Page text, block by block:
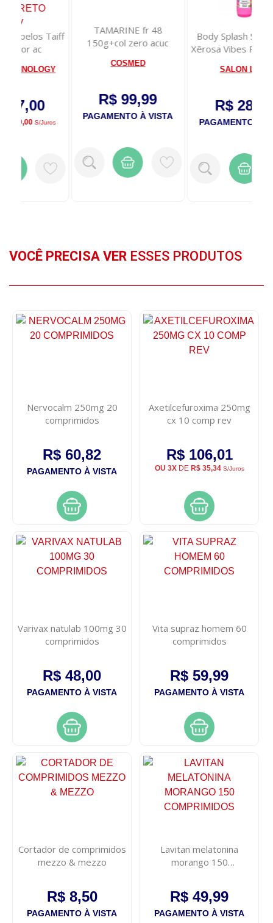
TAMARINE fr 48
150g+col zero acuc
R$ 99,99
PAGAMENTO À VISTA
Body Splash Salon Line
Xêrosa Vibes Pop Cabelo
R$ 28,50
PAGAMENTO À VISTA
VOCÊ PRECISA VER ESSES PRODUTOS
Nervocalm 250mg 20
comprimidos
R$ 60,82
PAGAMENTO À VISTA
Axetilcefuroxima 250mg
cx 10 comp rev
R$ 106,01
OU 3XDE R$ 35,34S/Juros
Varivax natulab 100mg 30
comprimidos
R$ 48,00
PAGAMENTO À VISTA
Vita supraz homem 60
comprimidos
R$ 59,99
PAGAMENTO À VISTA
Cortador de comprimidos
mezzo & mezzo
R$ 8,50
PAGAMENTO À VISTA
Lavitan melatonina
morango 150
R$ 49,99
PAGAMENTO À VISTA